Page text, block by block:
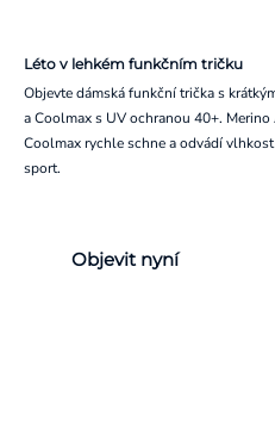
Léto v lehkém funkčním tričku
Objevte dámská funkční trička s
a Coolmax s UV ochranou 40+.
Coolmax rychle schne a odvádí
sport.
Objevit nyní